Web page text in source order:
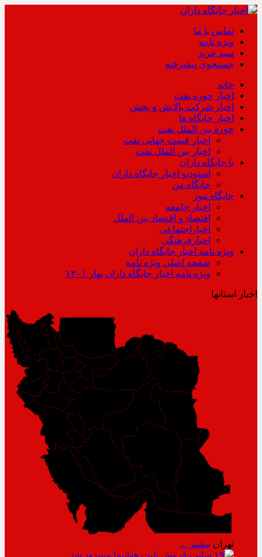
تماس با ما
ویژه نامه
سبد خرید
جستجوی پیشرفته
خانه
اخبار حوزه نفت
اخبار شرکت پالایش و پخش
اخبار جایگاه ها
حوزه بین الملل نفت
اخبار قیمت جهانی نفت
اخبار بین الملل نفت
با جایگاه داران
استودیو اخبار جایگاه داران
جایگاه من
جایگاه نیوز
اخبار جامعه
اقتصاد و اقتصاد بین الملل
اخباراجتماعی
اخبارفرهنگی
ویژه نامه اخبار جایگاه داران
صفحه اصلی ویژه نامه
ویژه نامه اخبار جایگاه داران بهار ۱۴۰۱
اخبار استانها
تهران بیشتر ...